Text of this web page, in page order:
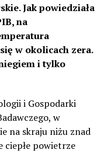
Jak powiedziała
na
w okolicach zera.
i tylko
i Gospodarki
w
na skraju niżu znad
ciepłe powietrze